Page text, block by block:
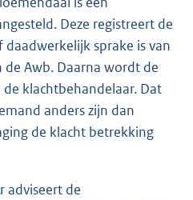
Deze registreert de
sprake is van
de Awb. Daarna wordt de
klachtbehandelaar. Dat
anders zijn dan
de klacht betrekking
adviseert de